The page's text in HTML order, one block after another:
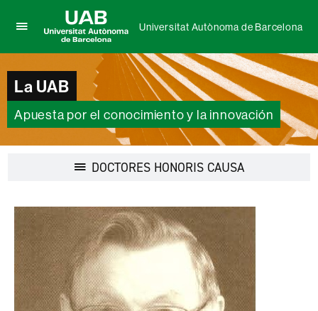
aquí
para
desplegar
el
menú
de
Autònoma
de
Universitat Autònoma de Barcelona
La UAB
Apuesta por el conocimiento y la innovación
DOCTORES HONORIS CAUSA